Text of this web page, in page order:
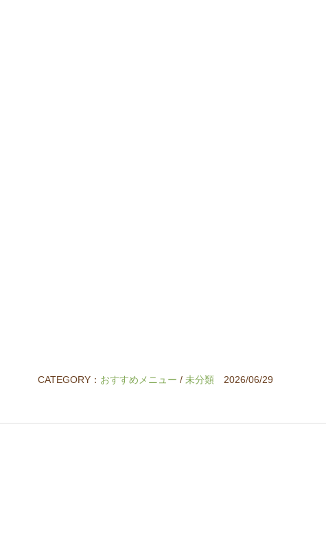
CATEGORY： おすすめメニュー / 未分類 2026/06/29